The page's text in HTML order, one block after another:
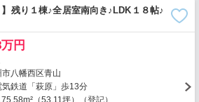
】残り１棟♪全居室南向き♪LDK１８帖♪
円
市八幡西区青山
気鉄道「萩原」歩13分
（53.11坪）（登記）